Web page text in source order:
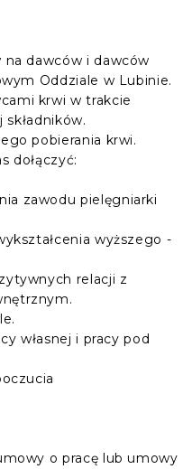
na dawców i dawców
Oddziale w Lubinie.
krwi w trakcie
pobierania krwi.
dołączyć:
zawodu pielęgniarki
wyższego -
relacji z
własnej i pracy pod
o pracę lub umowy